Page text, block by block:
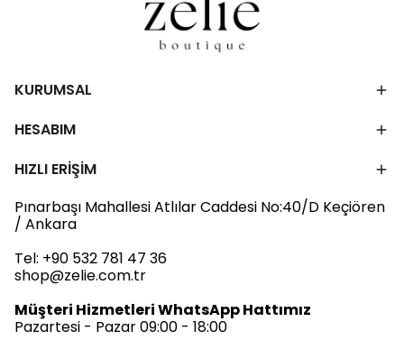
KURUMSAL
HESABIM
HIZLI ERİŞİM
Pınarbaşı Mahallesi Atlılar Caddesi No:40/D Keçiören
/ Ankara
Tel: +90 532 781 47 36
shop@zelie.com.tr
Müşteri Hizmetleri WhatsApp Hattımız
Pazartesi - Pazar 09:00 - 18:00